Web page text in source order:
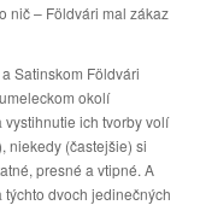
nič – Földvári mal zákaz
Satinskom Földvári
okolí
ich tvorby volí
niekedy (častejšie) si
presné a vtipné. A
dvoch jedinečných